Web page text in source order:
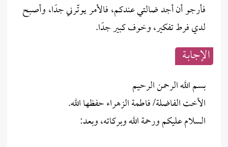
فأرجو أن أجد ضالتي عندكم، فالأمر يوتّرني جدًا، وأصبح
لدي فرط تفكير، وخوف كبير جدًا.
الإجابــة
بسم الله الرحمن الرحيم
الأخت الفاضلة/ فاطمة الزهراء حفظها الله.
السلام عليكم ورحمة الله وبركاته، وبعد: